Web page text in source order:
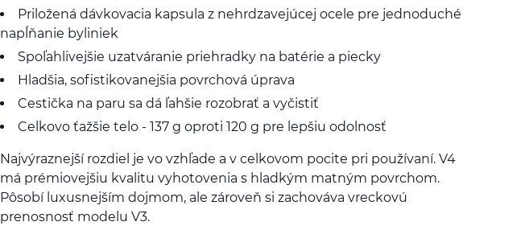
Priložená dávkovacia kapsula z nehrdzavejúcej ocele pre jednoduché
napĺňanie byliniek
Spoľahlivejšie uzatváranie priehradky na batérie a piecky
Hladšia, sofistikovanejšia povrchová úprava
Cestička na paru sa dá ľahšie rozobrať a vyčistiť
Celkovo ťažšie telo - 137 g oproti 120 g pre lepšiu odolnosť
Najvýraznejší rozdiel je vo vzhľade a v celkovom pocite pri používaní. V4
má prémiovejšiu kvalitu vyhotovenia s hladkým matným povrchom.
Pôsobí luxusnejším dojmom, ale zároveň si zachováva vreckovú
prenosnosť modelu V3.